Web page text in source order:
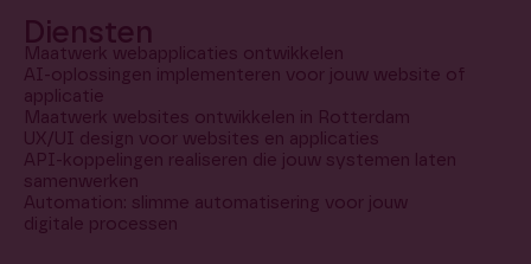
Diensten
Maatwerk webapplicaties ontwikkelen
AI-oplossingen implementeren voor jouw website of
applicatie
Maatwerk websites ontwikkelen in Rotterdam
UX/UI design voor websites en applicaties
API-koppelingen realiseren die jouw systemen laten
samenwerken
Automation: slimme automatisering voor jouw
digitale processen